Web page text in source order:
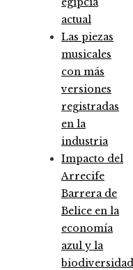
actual
Las piezas
musicales
con más
versiones
registradas
en la
industria
Impacto del
Arrecife
Barrera de
Belice en la
economía
azul y la
biodiversidad